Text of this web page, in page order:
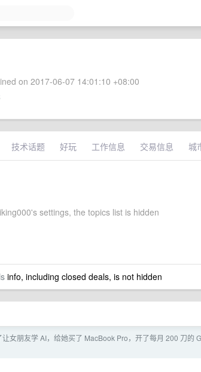
on 2017-06-07 14:01:10 +08:00
技术话题 好玩 工作信息 交易信息 城
settings, the topics list is hidden
info, including closed deals, is not hidden
让女朋友学 AI，给她买了 MacBook Pro，开了每月 200 刀的